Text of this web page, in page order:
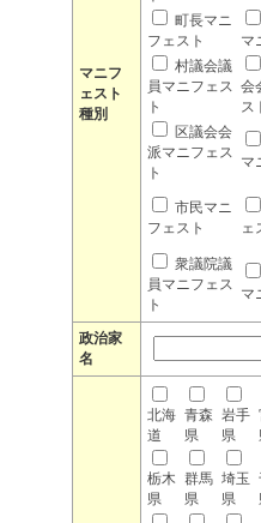
マニフ
ェスト
種別
町長マニ
フェスト
マ
村議会議
員マニフェス
ト
会
ス
区議会会
派マニフェス
ト
マ
市民マニ
フェスト
ェ
衆議院議
員マニフェス
ト
マ
政治家
名
北海
道
青森
県
岩手
県
栃木
県
群馬
県
埼玉
県